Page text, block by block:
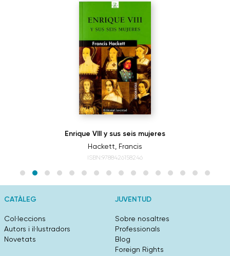
Enrique VIII y sus seis mujeres
Hackett, Francis
ISBN:9788426158246
CATÀLEG
Col·leccions
Autors i il·lustradors
Novetats
JUVENTUD
Sobre nosaltres
Professionals
Blog
Foreign Rights